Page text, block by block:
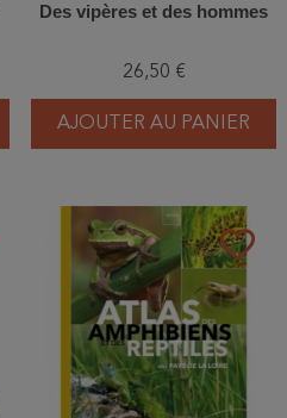
Des vipères et des hommes
26,50 €
AJOUTER AU PANIER
favorite_border